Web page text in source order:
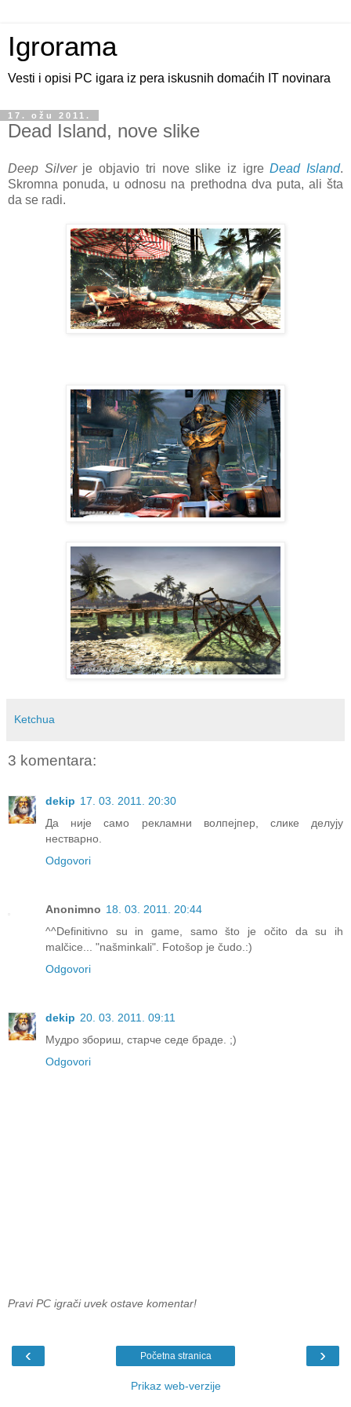
Igrorama
Vesti i opisi PC igara iz pera iskusnih domaćih IT novinara
17. ožu 2011.
Dead Island, nove slike
Deep Silverje objavio tri nove slike iz igreDead Island.
Skromna ponuda, u odnosu na prethodna dva puta, ali šta
da se radi.
Ketchua
3 komentara:
dekip 17. 03. 2011. 20:30
Да није само рекламни волпејпер, слике делују
нестварно.
Odgovori
Anonimno 18. 03. 2011. 20:44
^^Definitivno su in game, samo što je očito da su ih
malčice... "našminkali". Fotošop je čudo.:)
Odgovori
dekip 20. 03. 2011. 09:11
Мудро збориш, старче седе браде. ;)
Odgovori
Pravi PC igrači uvek ostave komentar!
‹ ›
Početna stranica
Prikaz web-verzije